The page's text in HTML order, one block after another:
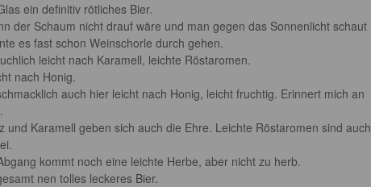
ein definitiv rötliches Bier.
der Schaum nicht drauf wäre und man gegen das Sonnenlicht schaut
es fast schon Weinschorle durch gehen.
leicht nach Karamell, leichte Röstaromen.
nach Honig.
auch hier leicht nach Honig, leicht fruchtig. Erinnert mich an
und Karamell geben sich auch die Ehre. Leichte Röstaromen sind auch
kommt noch eine leichte Herbe, aber nicht zu herb.
nen tolles leckeres Bier.